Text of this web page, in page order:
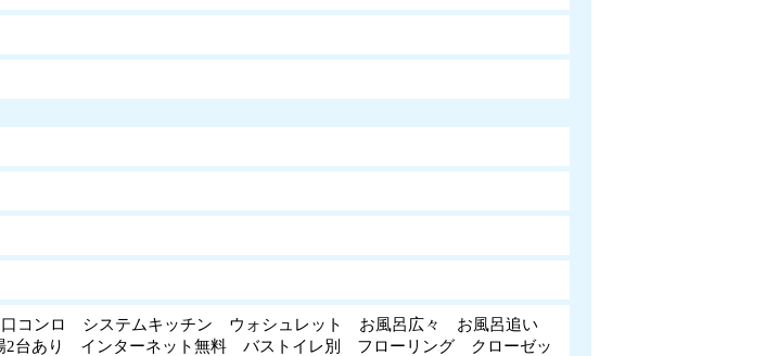
コンロ システムキッチン ウォシュレット お風呂広々 お風呂追い
あり インターネット無料 バストイレ別 フローリング クローゼッ